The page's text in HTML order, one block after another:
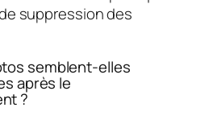
suppression des
semblent-elles
après le
?